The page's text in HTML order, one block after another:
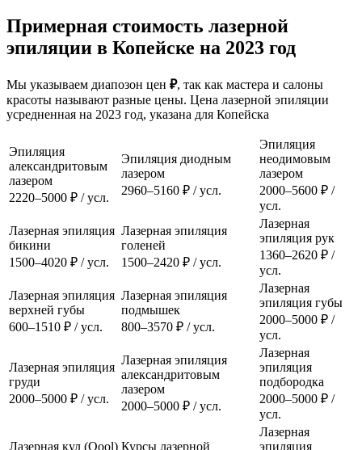
Примерная стоимость лазерной
эпиляции в Копейске на 2023 год
Мы указываем диапозон цен ₽, так как мастера и салоны
красоты называют разные цены. Цена лазерной эпиляции
усредненная на 2023 год, указана для Копейска
Эпиляция
александритовым
лазером
2220–5000 ₽ / усл.
Эпиляция диодным
лазером
2960–5160 ₽ / усл.
Эпиляция
неодимовым
лазером
2000–5600 ₽ /
усл.
Лазерная эпиляция
бикини
1500–4020 ₽ / усл.
Лазерная эпиляция
голеней
1500–2420 ₽ / усл.
Лазерная
эпиляция рук
1360–2620 ₽ /
усл.
Лазерная эпиляция
верхней губы
600–1510 ₽ / усл.
Лазерная эпиляция
подмышек
800–3570 ₽ / усл.
Лазерная
эпиляция губы
2000–5000 ₽ /
усл.
Лазерная эпиляция
груди
2000–5000 ₽ / усл.
Лазерная эпиляция
александритовым
лазером
2000–5000 ₽ / усл.
Лазерная
эпиляция
подбородка
2000–5000 ₽ /
усл.
Лазерная кул (Qool) Курсы лазерной
Лазерная
эпиляция